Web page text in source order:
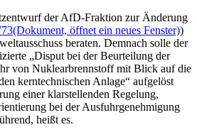
der AfD-Fraktion zur Änderung
(Dokument, öffnet ein neues Fenster))
beraten. Demnach solle der
„Disput bei der Beurteilung der
von Nuklearbrennstoff mit Blick auf die
kerntechnischen Anlage“ aufgelöst
einer klarstellenden Regelung,
bei der Ausfuhrgenehmigung
heißt es.